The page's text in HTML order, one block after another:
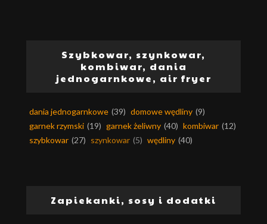
Szybkowar, szynkowar,
kombiwar, dania
jednogarnkowe, air fryer
dania jednogarnkowe (39) domowe wędliny (9)
garnek rzymski (19) garnek żeliwny (40) kombiwar (12)
szybkowar (27) szynkowar (5) wędliny (40)
Zapiekanki, sosy i dodatki